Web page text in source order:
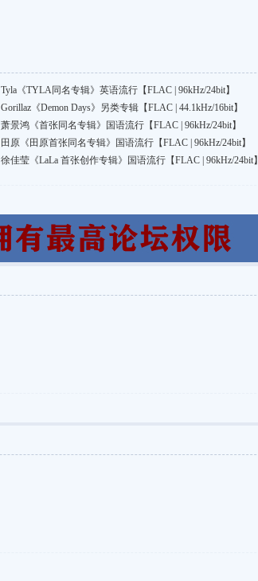
Tyla《TYLA同名专辑》英语流行【FLAC | 96kHz/24bit】
Gorillaz《Demon Days》另类专辑【FLAC | 44.1kHz/16bit】
萧景鸿《首张同名专辑》国语流行【FLAC | 96kHz/24bit】
田原《田原首张同名专辑》国语流行【FLAC | 96kHz/24bit】
徐佳莹《LaLa 首张创作专辑》国语流行【FLAC | 96kHz/24bit】